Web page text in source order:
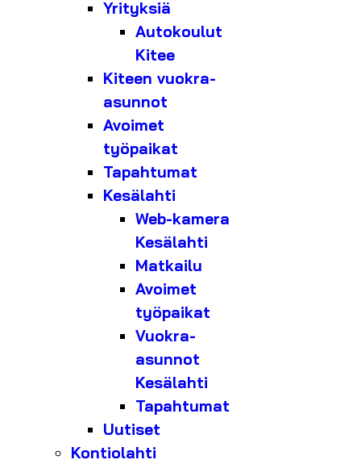
Yrityksiä
Autokoulut
Kitee
Kiteen vuokra-
asunnot
Avoimet
työpaikat
Tapahtumat
Kesälahti
Web-kamera
Kesälahti
Matkailu
Avoimet
työpaikat
Vuokra-
asunnot
Kesälahti
Tapahtumat
Uutiset
Kontiolahti